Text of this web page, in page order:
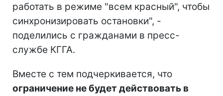
работать в режиме "всем красный", чтобы
синхронизировать остановки", -
поделились с гражданами в пресс-
службе КГГА.
Вместе с тем подчеркивается, что
ограничение не будет действовать в